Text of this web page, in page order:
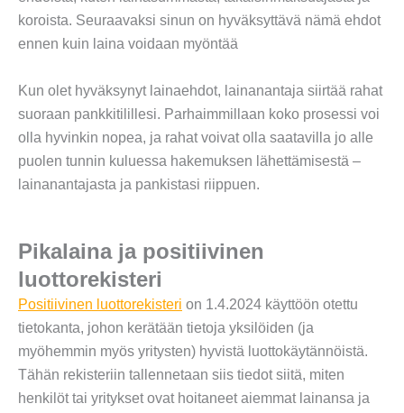
koroista. Seuraavaksi sinun on hyväksyttävä nämä ehdot
ennen kuin laina voidaan myöntää
Kun olet hyväksynyt lainaehdot, lainanantaja siirtää rahat
suoraan pankkitilillesi. Parhaimmillaan koko prosessi voi
olla hyvinkin nopea, ja rahat voivat olla saatavilla jo alle
puolen tunnin kuluessa hakemuksen lähettämisestä –
lainanantajasta ja pankistasi riippuen.
Pikalaina ja positiivinen
luottorekisteri
Positiivinen luottorekisteri on 1.4.2024 käyttöön otettu
tietokanta, johon kerätään tietoja yksilöiden (ja
myöhemmin myös yritysten) hyvistä luottokäytännöistä.
Tähän rekisteriin tallennetaan siis tiedot siitä, miten
henkilöt tai yritykset ovat hoitaneet aiemmat lainansa ja